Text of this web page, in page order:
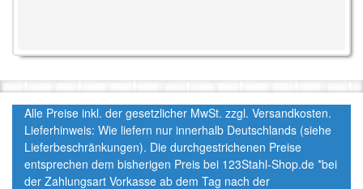
Alle Preise inkl. der gesetzlicher MwSt. zzgl. Versandkosten.
Lieferhinweis: Wie liefern nur innerhalb Deutschlands (siehe
Lieferbeschränkungen). Die durchgestrichenen Preise
entsprechen dem bisherigen Preis bei 123Stahl-Shop.de *bei
der Zahlungsart Vorkasse ab dem Tag nach der